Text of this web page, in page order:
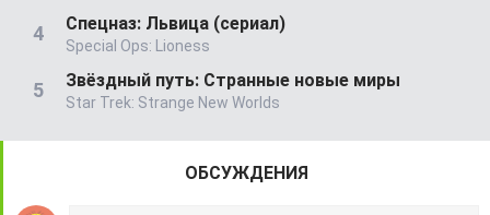
Спецназ: Львица (сериал)
Special Ops: Lioness
Звёздный путь: Странные новые миры
Star Trek: Strange New Worlds
ОБСУЖДЕНИЯ